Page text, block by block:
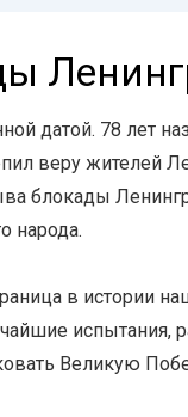
датой. 78 лет
веру жителей
блокады
народа.
в истории
испытания,
Великую